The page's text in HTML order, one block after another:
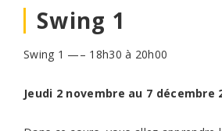
Swing 1
Swing 1 —– 18h30 à 20h00
Jeudi 2 novembre au 7 décembre